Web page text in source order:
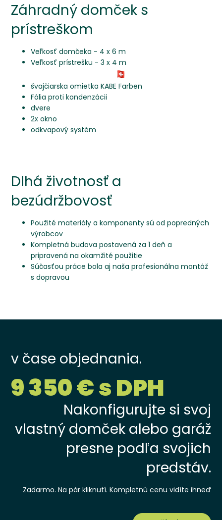
Záhradný domček s
prístreškom
Veľkosť domčeka - 4 x 6 m
Veľkosť prístrešku - 3 x 4 m
švajčiarska omietka KABE Farben
Fólia proti kondenzácii
dvere
2x okno
odkvapový systém
Dlhá životnosť a
bezúdržbovosť
Použité materiály a komponenty sú od popredných
výrobcov
Kompletná budova postavená za 1 deň a
pripravená na okamžité použitie
Súčasťou práce bola aj naša profesionálna montáž
s dopravou
v čase objednania.
9 350 € s DPH
Nakonfigurujte si svoj
vlastný domček alebo garáž
presne podľa svojich
predstáv.
Zadarmo. Na pár kliknutí. Kompletnú cenu vidíte ihneď